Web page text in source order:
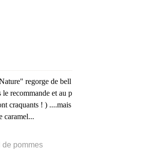
regorge de bell
recommande et au p
craquants ! ) ....mais
caramel...
de pommes